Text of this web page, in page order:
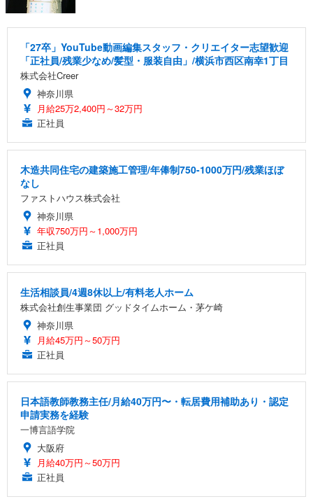
「27卒」YouTube動画編集スタッフ・クリエイター志望歓迎
「正社員/残業少なめ/髪型・服装自由」/横浜市西区南幸1丁目
株式会社Creer
神奈川県
月給25万2,400円～32万円
正社員
木造共同住宅の建築施工管理/年俸制750-1000万円/残業ほぼ
なし
ファストハウス株式会社
神奈川県
年収750万円～1,000万円
正社員
生活相談員/4週8休以上/有料老人ホーム
株式会社創生事業団 グッドタイムホーム・茅ケ崎
神奈川県
月給45万円～50万円
正社員
日本語教師教務主任/月給40万円〜・転居費用補助あり・認定
申請実務を経験
一博言語学院
大阪府
月給40万円～50万円
正社員